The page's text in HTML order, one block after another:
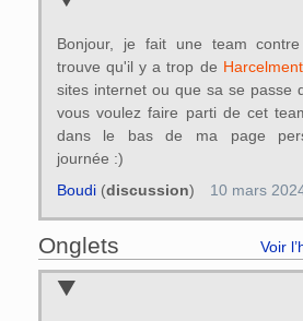
Bonjour, je fait une team
trouve qu'il y a trop de Harcelment
sites internet ou que sa se passe
vous voulez faire parti de cet
dans le bas de ma page
journée :)
Boudi(discussion) 10 mars
Onglets Voir